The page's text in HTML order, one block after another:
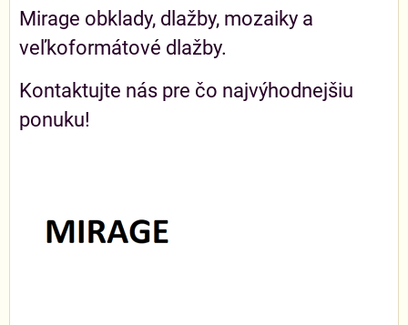
Mirage obklady, dlažby, mozaiky a
veľkoformátové dlažby.
Kontaktujte nás pre čo najvýhodnejšiu
ponuku!